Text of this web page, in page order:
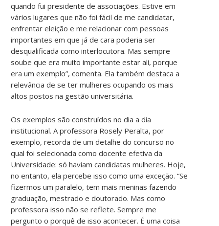
quando fui presidente de associações. Estive em
vários lugares que não foi fácil de me candidatar,
enfrentar eleição e me relacionar com pessoas
importantes em que já de cara poderia ser
desqualificada como interlocutora. Mas sempre
soube que era muito importante estar ali, porque
era um exemplo”, comenta. Ela também destaca a
relevância de se ter mulheres ocupando os mais
altos postos na gestão universitária.
Os exemplos são construídos no dia a dia
institucional. A professora Rosely Peralta, por
exemplo, recorda de um detalhe do concurso no
qual foi selecionada como docente efetiva da
Universidade: só haviam candidatas mulheres. Hoje,
no entanto, ela percebe isso como uma exceção. “Se
fizermos um paralelo, tem mais meninas fazendo
graduação, mestrado e doutorado. Mas como
professora isso não se reflete. Sempre me
pergunto o porquê de isso acontecer. É uma coisa